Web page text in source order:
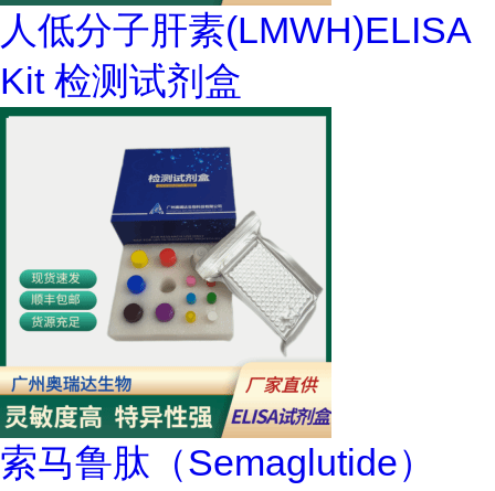
人低分子肝素(LMWH)ELISA
Kit 检测试剂盒
索马鲁肽（Semaglutide）